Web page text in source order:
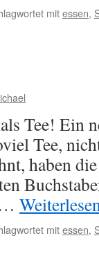
mitessen,
Tee! Ein
Tee,
haben
mitessen,